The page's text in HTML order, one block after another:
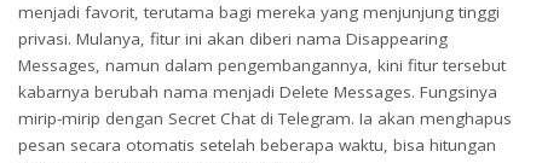
menjadi favorit, terutama bagi mereka yang menjunjung tinggi
privasi. Mulanya, fitur ini akan diberi nama Disappearing
Messages, namun dalam pengembangannya, kini fitur tersebut
kabarnya berubah nama menjadi Delete Messages. Fungsinya
mirip-mirip dengan Secret Chat di Telegram. Ia akan menghapus
pesan secara otomatis setelah beberapa waktu, bisa hitungan